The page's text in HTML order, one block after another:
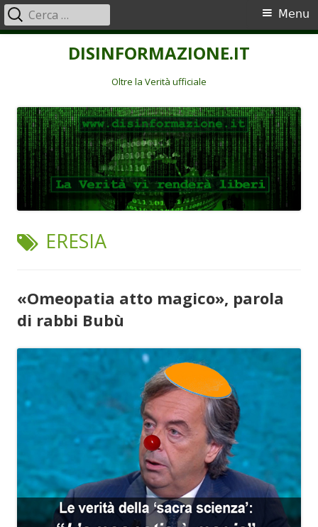
DISINFORMAZIONE.IT
Oltre la Verità ufficiale
Menu
principale
Menu
Ricerca
per:
TAG:
ERESIA
«Omeopatia atto magico», parola
di rabbi Bubù